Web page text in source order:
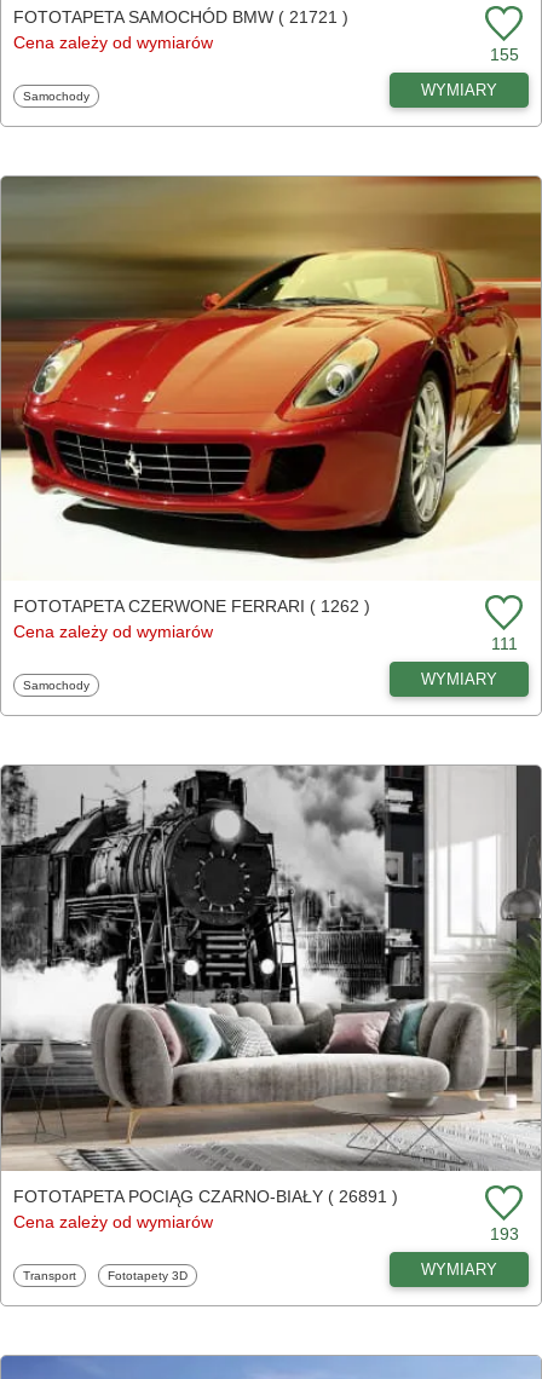
FOTOTAPETA SAMOCHÓD BMW ( 21721 )
Cena zależy od wymiarów
155
Fototapety
Samochody WYMIARY
FOTOTAPETA CZERWONE FERRARI ( 1262 )
Cena zależy od wymiarów
111
Fototapety
Samochody WYMIARY
FOTOTAPETA POCIĄG CZARNO-BIAŁY ( 26891 )
Cena zależy od wymiarów
193
Fototapety
Transport Fototapety
Fototapety 3D WYMIARY